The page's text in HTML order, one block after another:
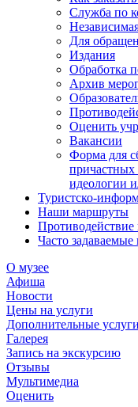
Служба по
Для
Издания
Обработка
Архив
Оценить
Вакансии
Форма для
причастных
идеологии
Туристско-
Наши маршруты
Противодействие
Часто
О музее
Афиша
Новости
Цены на услуги
Дополнительные услуги
Галерея
Запись на экскурсию
Отзывы
Мультимедиа
Оценить